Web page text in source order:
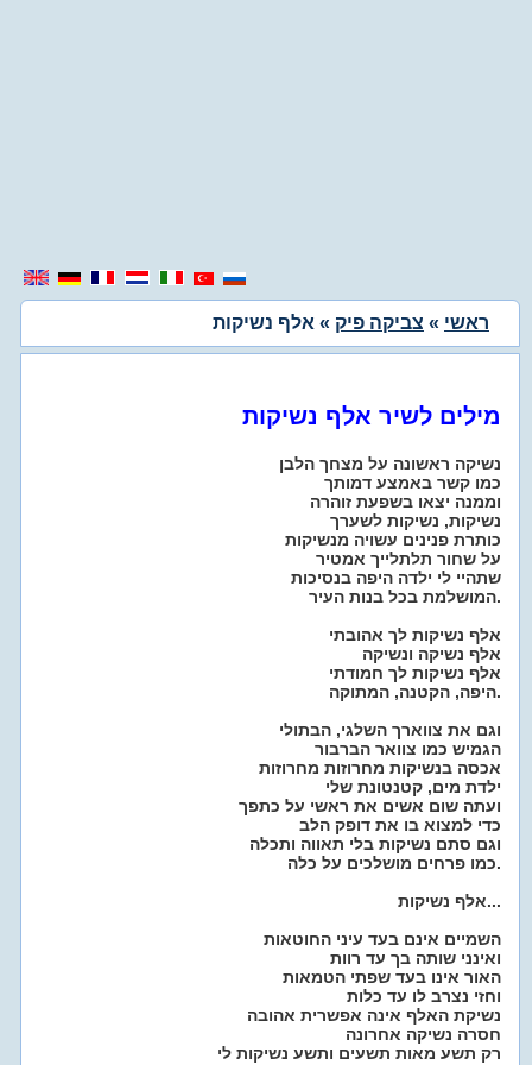
ראשי » צביקה פיק » אלף נשיקות
מילים לשיר אלף נשיקות
נשיקה ראשונה על מצחך הלבן
כמו קשר באמצע דמותך
וממנה יצאו בשפעת זוהרה
נשיקות, נשיקות לשערך
כותרת פנינים עשויה מנשיקות
על שחור תלתלייך אמטיר
שתהיי לי ילדה היפה בנסיכות
המושלמת בכל בנות העיר.
אלף נשיקות לך אהובתי
אלף נשיקה ונשיקה
אלף נשיקות לך חמודתי
היפה, הקטנה, המתוקה.
וגם את צווארך השלגי, הבתולי
הגמיש כמו צוואר הברבור
אכסה בנשיקות מחרוזות מחרוזות
ילדת מים, קטנטונת שלי
ועתה שום אשים את ראשי על כתפך
כדי למצוא בו את דופק הלב
וגם סתם נשיקות בלי תאווה ותכלה
כמו פרחים מושלכים על כלה.
אלף נשיקות...
השמיים אינם בעד עיני החוטאות
ואינני שותה בך עד רוות
האור אינו בעד שפתי הטמאות
וחזי נצרב לו עד כלות
נשיקת האלף אינה אפשרית אהובה
חסרה נשיקה אחרונה
רק תשע מאות תשעים ותשע נשיקות לי